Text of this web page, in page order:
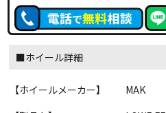
■ホイール詳細
【ホイールメーカー】
MAK